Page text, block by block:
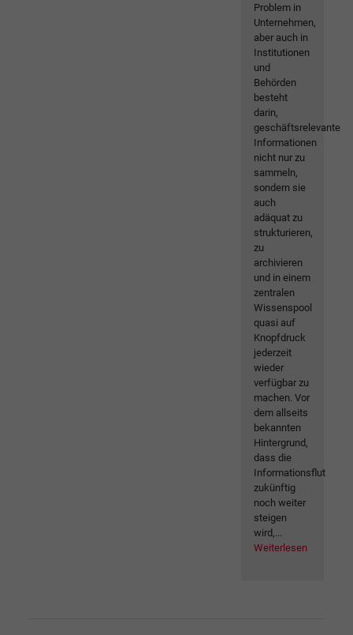
Problem in
Unternehmen,
aber auch in
Institutionen
und
Behörden
besteht
darin,
geschäftsrelevante
Informationen
nicht nur zu
sammeln,
sondern sie
auch
adäquat zu
strukturieren,
zu
archivieren
und in einem
zentralen
Wissenspool
quasi auf
Knopfdruck
jederzeit
wieder
verfügbar zu
machen. Vor
dem allseits
bekannten
Hintergrund,
dass die
Informationsflut
zukünftig
noch weiter
steigen
wird,...
Weiterlesen